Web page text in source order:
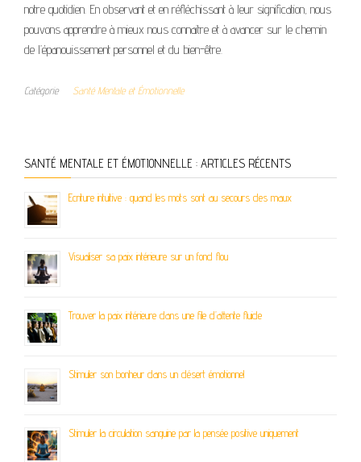
notre quotidien. En observant et en réfléchissant à leur signification, nous
pouvons apprendre à mieux nous connaitre et à avancer sur le chemin
de l’épanouissement personnel et du bien-être.
Catégorie Santé Mentale et Émotionnelle
SANTÉ MENTALE ET ÉMOTIONNELLE : ARTICLES RÉCENTS
Ecriture intuitive : quand les mots sont au secours des maux
Visualiser sa paix intérieure sur un fond flou
Trouver la paix intérieure dans une file d’attente fluide
Stimuler son bonheur dans un désert émotionnel
Stimuler la circulation sanguine par la pensée positive uniquement